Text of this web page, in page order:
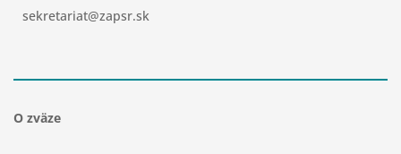
sekretariat@zapsr.sk
O zväze